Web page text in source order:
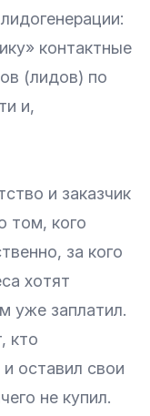
контактные
(лидов) по
и,
и заказчик
том, кого
за кого
хотят
уже заплатил.
кто
оставил свои
не купил.